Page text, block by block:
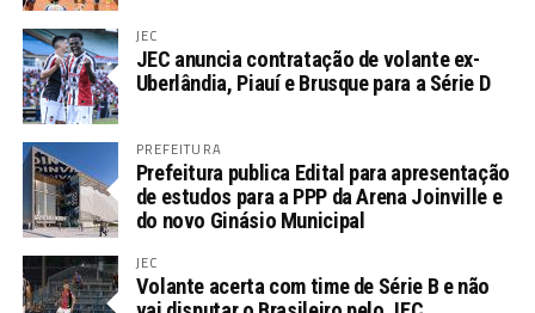
JEC
JEC anuncia contratação de volante ex-
Uberlândia, Piauí e Brusque para a Série D
PREFEITURA
Prefeitura publica Edital para apresentação
de estudos para a PPP da Arena Joinville e
do novo Ginásio Municipal
JEC
Volante acerta com time de Série B e não